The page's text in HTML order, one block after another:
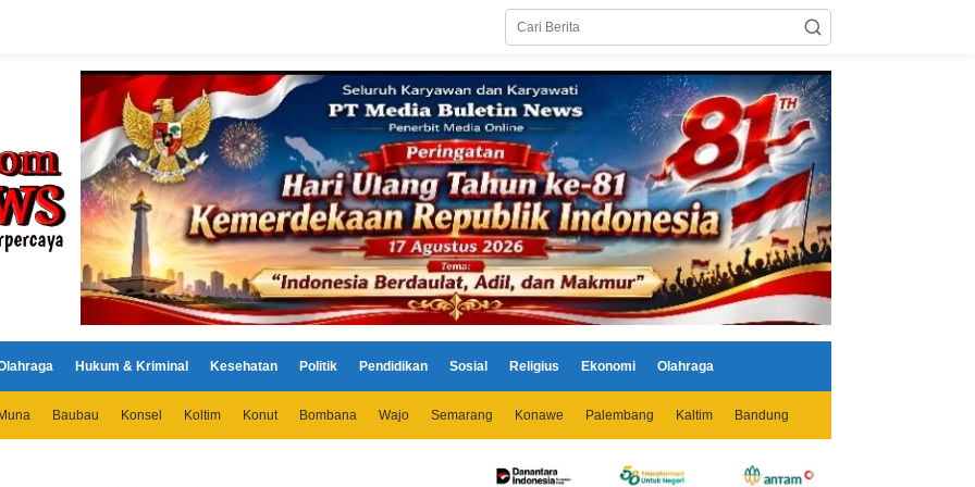
Hukum & Kriminal Kesehatan Politik Pendidikan Sosial Religius Ekonomi Olahraga
Baubau Konsel Koltim Konut Bombana Wajo Semarang Konawe Palembang Kaltim Bandung